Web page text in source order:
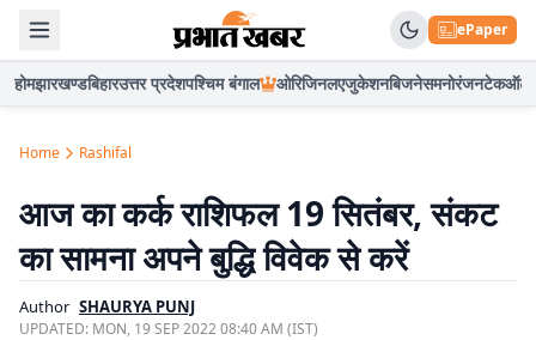
ePaper
होमझारखण्डबिहारउत्तर प्रदेशपश्चिम बंगाल ओरिजिनलएजुकेशनबिजनेसमनोरंजनटेकऑटो
Home Rashifal
आज का कर्क राशिफल 19 सितंबर, संकट
का सामना अपने बुद्धि विवेक से करें
Author SHAURYA PUNJ
UPDATED: MON, 19 SEP 2022 08:40 AM (IST)